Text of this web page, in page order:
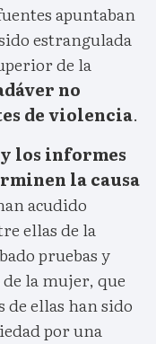
apuntaban
estrangulada
de la
no
de violencia.
los informes
la causa
acudido
ellas de la
pruebas y
la mujer, que
de ellas han sido
por una